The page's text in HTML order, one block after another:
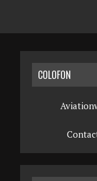
COLOFON